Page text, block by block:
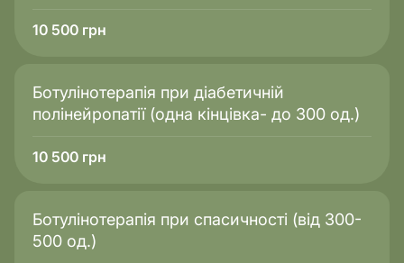
10 500 грн
Ботулінотерапія при діабетичній
полінейропатії (одна кінцівка- до 300 од.)
10 500 грн
Ботулінотерапія при спасичності (від 300-
500 од.)